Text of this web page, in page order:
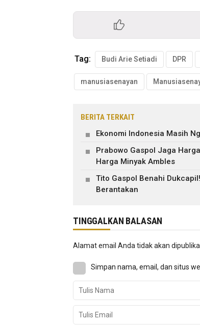
Tag: Budi Arie Setiadi DPR
manusiasenayan
BERITA TERKAIT
Ekonomi Indonesia Masih
Prabowo Gaspol Jaga
Harga Minyak Ambles
Tito Gaspol Benahi
Berantakan
TINGGALKAN BALASAN
Alamat email Anda tidak akan
Simpan nama, email, dan situs